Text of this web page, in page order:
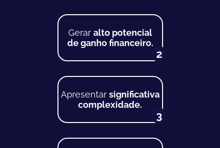
Gerar alto potencial
de ganho financeiro.
2
Apresentar significativa
complexidade.
3